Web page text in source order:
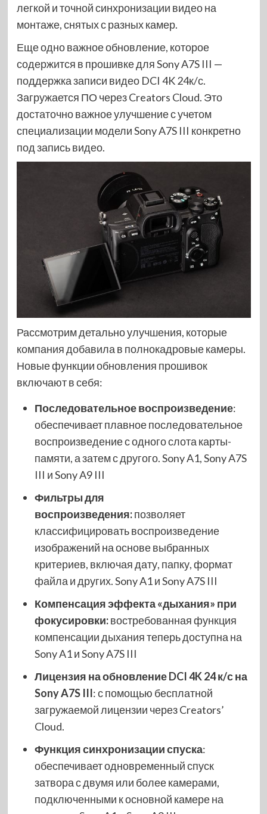
легкой и точной синхронизации видео на
монтаже, снятых с разных камер.
Еще одно важное обновление, которое
содержится в прошивке для Sony A7S III —
поддержка записи видео DCI 4K 24к/с.
Загружается ПО через Creators Cloud. Это
достаточно важное улучшение с учетом
специализации модели Sony A7S III конкретно
под запись видео.
Рассмотрим детально улучшения, которые
компания добавила в полнокадровые камеры.
Новые функции обновления прошивок
включают в себя:
Последовательное воспроизведение:
обеспечивает плавное последовательное
воспроизведение с одного слота карты-
памяти, а затем с другого. Sony A1, Sony A7S
III и Sony A9 III
Фильтры для
воспроизведения:позволяет
классифицировать воспроизведение
изображений на основе выбранных
критериев, включая дату, папку, формат
файла и других. Sony A1 и Sony A7S III
Компенсация эффекта «дыхания» при
фокусировки:востребованная функция
компенсации дыхания теперь доступна на
Sony A1 и Sony A7S III
Лицензия на обновление DCI 4K 24 к/с на
Sony A7S III: с помощью бесплатной
загружаемой лицензии через Creators’
Cloud.
Функция синхронизации спуска:
обеспечивает одновременный спуск
затвора с двумя или более камерами,
подключенными к основной камере на